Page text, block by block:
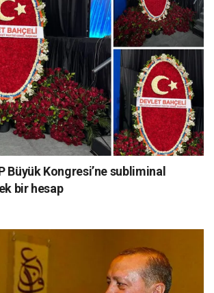
Büyük Kongresi’ne subliminal
bir hesap